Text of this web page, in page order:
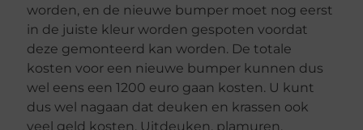
worden, en de nieuwe bumper moet nog eerst
in de juiste kleur worden gespoten voordat
deze gemonteerd kan worden. De totale
kosten voor een nieuwe bumper kunnen dus
wel eens een 1200 euro gaan kosten. U kunt
dus wel nagaan dat deuken en krassen ook
veel geld kosten. Uitdeuken, plamuren,